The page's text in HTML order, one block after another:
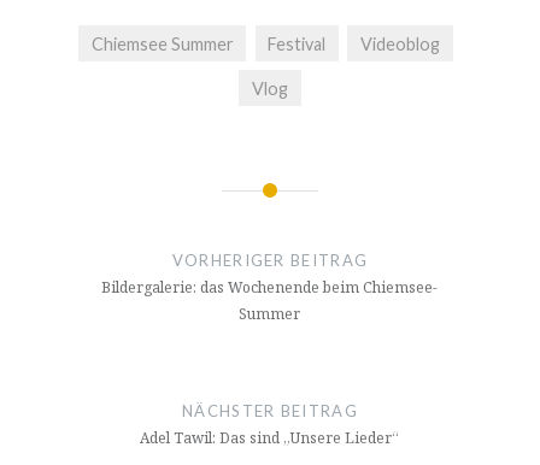
Chiemsee Summer Festival Videoblog
Vlog
Beitragsnavigation
VORHERIGER BEITRAG
Bildergalerie: das Wochenende beim Chiemsee-
Summer
NÄCHSTER BEITRAG
Adel Tawil: Das sind „Unsere Lieder“